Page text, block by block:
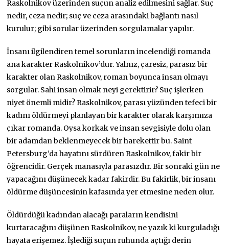
Raskolnikov üzerinden suçun analiz edilmesini sağlar. Suç
nedir, ceza nedir; suç ve ceza arasındaki bağlantı nasıl
kurulur; gibi sorular üzerinden sorgulamalar yapılır.
İnsanı ilgilendiren temel sorunların incelendiği romanda
ana karakter Raskolnikov’dur. Yalnız, çaresiz, parasız bir
karakter olan Raskolnikov, roman boyunca insan olmayı
sorgular. Sahi insan olmak neyi gerektirir? Suç işlerken
niyet önemli midir? Raskolnikov, parası yüzünden tefeci bir
kadını öldürmeyi planlayan bir karakter olarak karşımıza
çıkar romanda. Oysa korkak ve insan sevgisiyle dolu olan
bir adamdan beklenmeyecek bir harekettir bu. Saint
Petersburg’da hayatını sürdüren Raskolnikov, fakir bir
öğrencidir. Gerçek manasıyla parasızdır. Bir sonraki gün ne
yapacağını düşünecek kadar fakirdir. Bu fakirlik, bir insanı
öldürme düşüncesinin kafasında yer etmesine neden olur.
Öldürdüğü kadından alacağı paraların kendisini
kurtaracağını düşünen Raskolnikov, ne yazık ki kurguladığı
hayata erişemez. İşlediği suçun ruhunda açtığı derin